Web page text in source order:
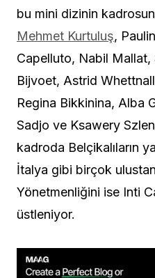
bu mini dizinin
Mehmet Kurtuluş,
Capelluto, Nabil
Bijvoet, Astrid
Regina Bikkinina, Alba
Sadjo ve Ksawery
kadroda Belçikalıların
İtalya gibi birçok
Yönetmenliğini ise Inti
üstleniyor.